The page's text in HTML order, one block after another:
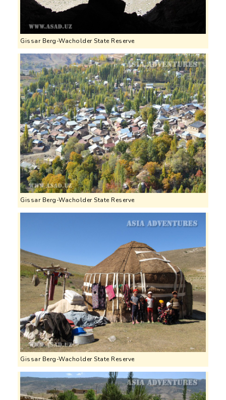
Gissar Berg-Wacholder State Reserve
Gissar Berg-Wacholder State Reserve
Gissar Berg-Wacholder State Reserve